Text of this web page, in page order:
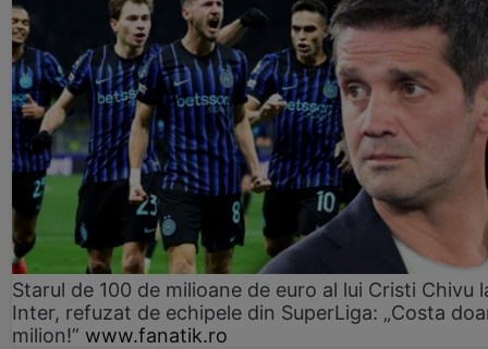
Starul de 100 de milioane de euro al lui Cristi Chivu
Inter, refuzat de echipele din SuperLiga: „Costa
milion!” www.fanatik.ro